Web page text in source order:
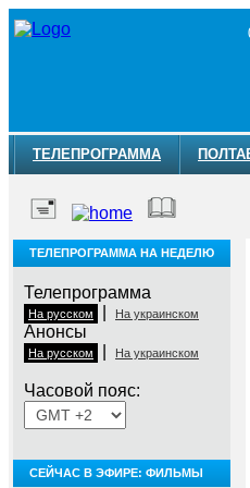
ТЕЛЕПРОГРАММА
ТЕЛЕПРОГРАММА НА НЕДЕЛЮ
Телепрограмма
На русском На украинском
Анонсы
На русском На украинском
Часовой пояс:
СЕЙЧАС В ЭФИРЕ: ФИЛЬМЫ